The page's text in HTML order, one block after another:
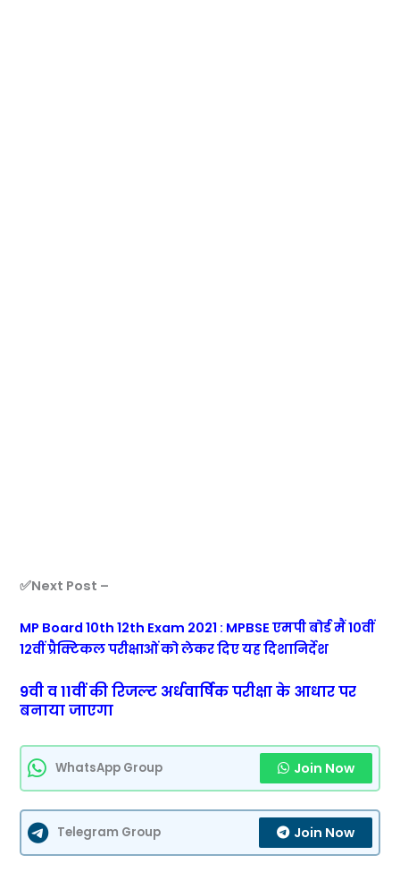
✅Next Post –
MP Board 10th 12th Exam 2021 : MPBSE एमपी बोर्ड मैं 10वीं
12वीं प्रैक्टिकल परीक्षाओं को लेकर दिए यह दिशानिर्देश
9वी व 11वीं की रिजल्ट अर्धवार्षिक परीक्षा के आधार पर
बनाया जाएगा
WhatsApp Group Join Now
Telegram Group Join Now